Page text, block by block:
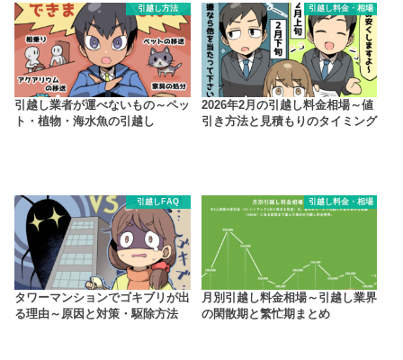
引越し方法
引越し業者が運べないもの～ペッ
ト・植物・海水魚の引越し
引越し料金・相場
2026年2月の引越し料金相場～値
引き方法と見積もりのタイミング
引越しFAQ
タワーマンションでゴキブリが出
る理由～原因と対策・駆除方法
引越し料金・相場
月別引越し料金相場～引越し業界
の閑散期と繁忙期まとめ